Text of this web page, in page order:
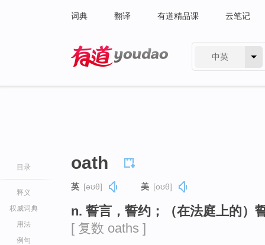
词典 翻译 有道精品课 云笔记
中英
目录
释义
权威词典
用法
例句
oath
英 [əʊθ] 美 [oʊθ]
n. 誓言，誓约；（在法庭上的）
[ 复数 oaths ]